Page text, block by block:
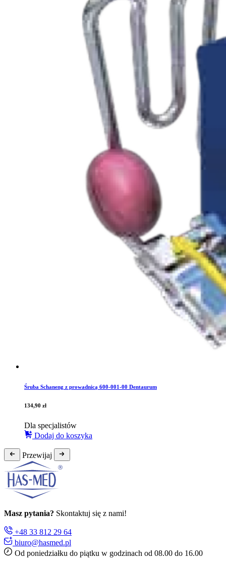
Śruba Schaneng z prowadnicą 600-001-00 Dentaurum
134,90 zł
Dla specjalistów
Dodaj do koszyka
Przewijaj
Masz pytania? Skontaktuj się z nami!
+48 33 812 29 64
biuro@hasmed.pl
Od poniedziałku do piątku w godzinach od 08.00 do 16.00